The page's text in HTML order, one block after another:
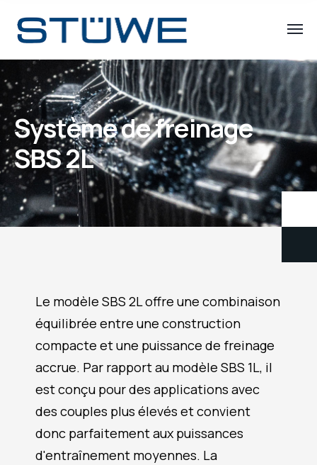
Système de freinage
SBS 2L
Le modèle SBS 2L offre une combinaison
équilibrée entre une construction
compacte et une puissance de freinage
accrue. Par rapport au modèle SBS 1L, il
est conçu pour des applications avec
des couples plus élevés et convient
donc parfaitement aux puissances
d'entraînement moyennes. La